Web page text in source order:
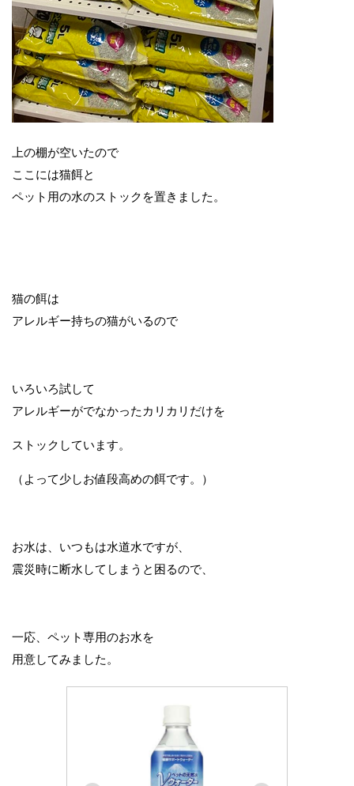
上の棚が空いたので
ここには猫餌と
ペット用の水のストックを置きました。
猫の餌は
アレルギー持ちの猫がいるので
いろいろ試して
アレルギーがでなかったカリカリだけを
ストックしています。
（よって少しお値段高めの餌です。）
お水は、いつもは水道水ですが、
震災時に断水してしまうと困るので、
一応、ペット専用のお水を
用意してみました。